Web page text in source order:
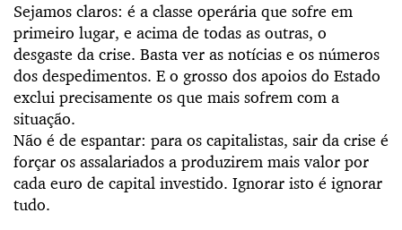
Sejamos claros: é a classe operária que sofre em
primeiro lugar, e acima de todas as outras, o
desgaste da crise. Basta ver as notícias e os números
dos despedimentos. E o grosso dos apoios do Estado
exclui precisamente os que mais sofrem com a
situação.
Não é de espantar: para os capitalistas, sair da crise é
forçar os assalariados a produzirem mais valor por
cada euro de capital investido. Ignorar isto é ignorar
tudo.